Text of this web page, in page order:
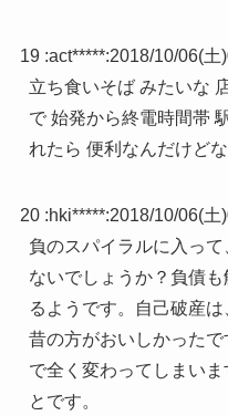
19 :act*****:2018/10/06(土
立ち食いそば みたいな
で 始発から終電時間帯
れたら 便利なんだけどな
20 :hki*****:2018/10/06(土
負のスパイラルに入っ
ないでしょうか？負債
るようです。自己破産
昔の方がおいしかった
で全く変わってしまい
とです。